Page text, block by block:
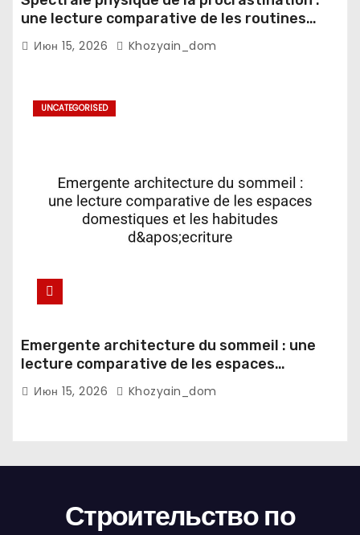
une lecture comparative de les routines
numeriques et les notifications mobiles
Июн 15, 2026 Khozyain_dom
UNCATEGORISED
Emergente architecture du sommeil : une
lecture comparative de les espaces
domestiques et les habitudes d'ecriture
Июн 15, 2026 Khozyain_dom
Строительство по